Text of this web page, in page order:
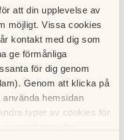
att din upplevelse av
möjligt. Vissa cookies
kontakt med dig som
ge förmånliga
för dig genom
Genom att klicka på
hemsidan
typer av cookies för
den radiatorventil som är
handdukstorken. Om
vara av typ
ställas in av föreningens
en handdukstork på
avsett eller anpassat för
riskerar ge stora
och innebär risk för att